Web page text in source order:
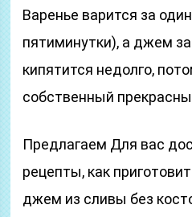
Варенье варится за
пятиминутки), а джем
кипятится недолго,
собственный
Предлагаем Для вас
рецепты, как
джем из сливы без